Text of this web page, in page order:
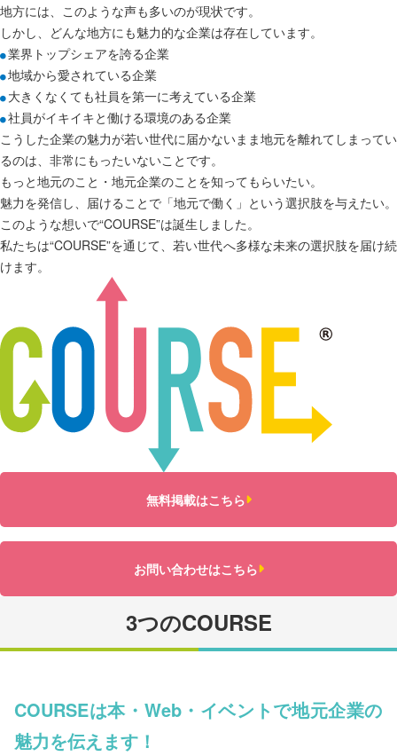
地方には、このような声も多いのが現状です。
しかし、どんな地方にも魅力的な企業は存在しています。
業界トップシェアを誇る企業
地域から愛されている企業
大きくなくても社員を第一に考えている企業
社員がイキイキと働ける環境のある企業
こうした企業の魅力が若い世代に届かないまま地元を離れてしまってい
るのは、非常にもったいないことです。
もっと地元のこと・地元企業のことを知ってもらいたい。
魅力を発信し、届けることで「地元で働く」という選択肢を与えたい。
このような想いで“COURSE”は誕生しました。
私たちは“COURSE”を通じて、若い世代へ多様な未来の選択肢を届け続
けます。
無料掲載はこちら
お問い合わせはこちら
3つのCOURSE
COURSEは本・Web・イベントで地元企業の
魅力を伝えます！